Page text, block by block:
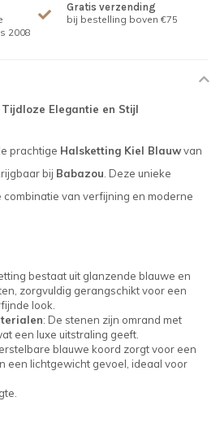
2008
Gratis verzending
bij bestelling boven €75
Elegantie en Stijl
prachtige Halsketting Kiel Blauwvan
bij Babazou. Deze unieke
van verfijning en moderne
bestaat uit glanzende blauwe en
zorgvuldig gerangschikt voor een
look.
: De stenen zijn omrand met
een luxe uitstraling geeft.
blauwe koord zorgt voor een
een lichtgewicht gevoel, ideaal voor